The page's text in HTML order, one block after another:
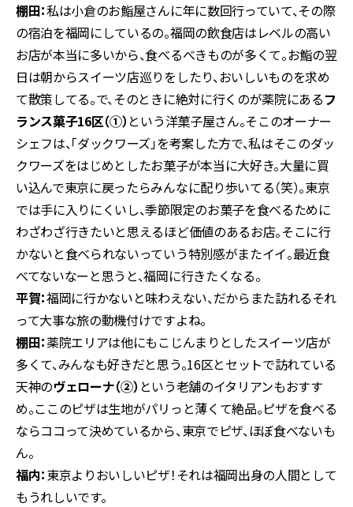
棚田：私は小倉のお鮨屋さんに年に数回行っていて、その際
の宿泊を福岡にしているの。福岡の飲食店はレベルの高い
お店が本当に多いから、食べるべきものが多くて。お鮨の翌
日は朝からスイーツ店巡りをしたり、おいしいものを求め
て散策してる。で、そのときに絶対に行くのが薬院にあるフ
ランス菓子16区（①） という洋菓子屋さん。そこのオーナー
シェフは、「ダックワーズ」を考案した方で、私はそこのダッ
クワーズをはじめとしたお菓子が本当に大好き。大量に買
い込んで東京に戻ったらみんなに配り歩いてる（笑）。東京
では手に入りにくいし、季節限定のお菓子を食べるために
わざわざ行きたいと思えるほど価値のあるお店。そこに行
かないと食べられないっていう特別感がまたイイ。最近食
べてないなーと思うと、福岡に行きたくなる。
平賀：福岡に行かないと味わえない、だからまた訪れる――それ
って大事な旅の動機付けですよね。
棚田：薬院エリアは他にもこじんまりとしたスイーツ店が
多くて、みんなも好きだと思う。16区とセットで訪れている
天神のヴェローナ（②） という老舗のイタリアンもおすす
め。ここのピザは生地がパリっと薄くて絶品。ピザを食べる
ならココって決めているから、東京でピザ、ほぼ食べないも
ん。
福内：東京よりおいしいピザ！それは福岡出身の人間として
もうれしいです。